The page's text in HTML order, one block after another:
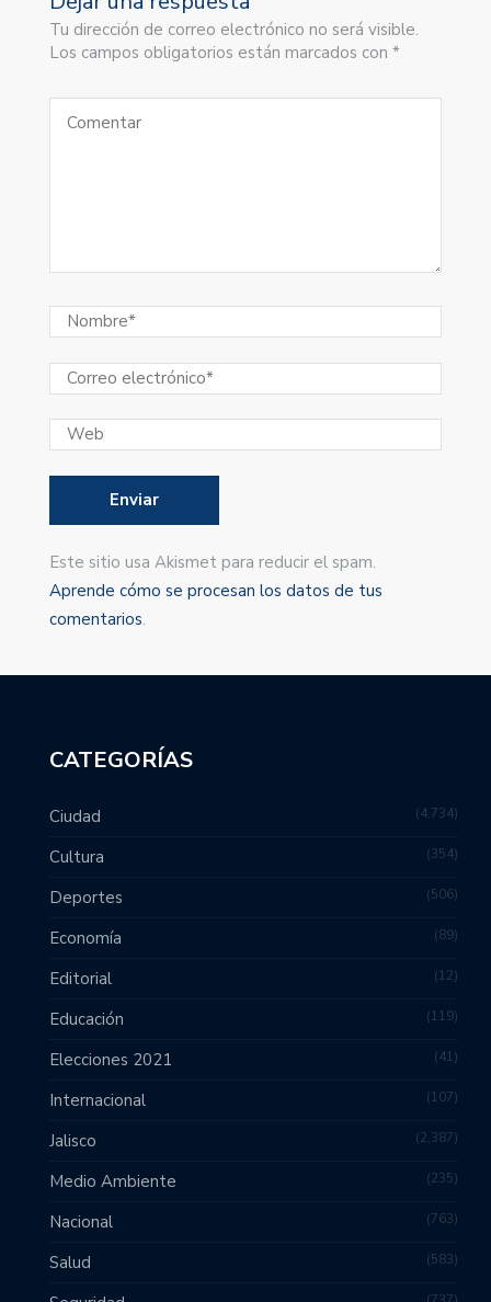
Tu dirección de correo electrónico no será visible.
Los campos obligatorios están marcados con *
Este sitio usa Akismet para reducir el spam.
Aprende cómo se procesan los datos de tus
comentarios.
CATEGORÍAS
Ciudad 4,734
Cultura 354
Deportes 506
Economía 89
Editorial 12
Educación 119
Elecciones 2021 41
Internacional 107
Jalisco 2,387
Medio Ambiente 235
Nacional 763
Salud 583